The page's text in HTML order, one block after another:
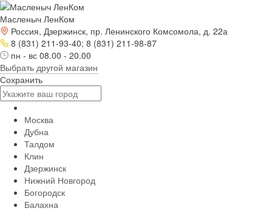
Масленыч ЛенКом
Россия, Дзержинск, пр. Ленинского Комсомола, д. 22а
8 (831) 211-93-40; 8 (831) 211-98-87
пн - вс 08.00 - 20.00
Выбрать другой магазин
Сохранить
Москва
Дубна
Талдом
Клин
Дзержинск
Нижний Новгород
Богородск
Балахна